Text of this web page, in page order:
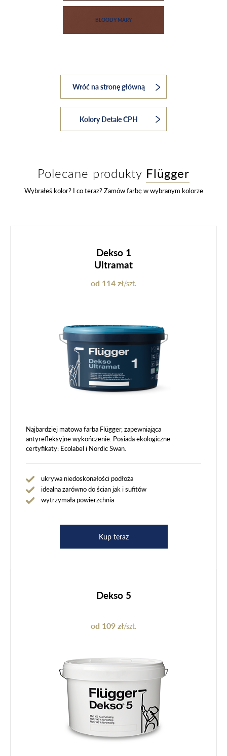
Wróć na stronę główną
Kolory Detale CPH
Polecane produkty Flügger
Wybrałeś kolor? I co teraz? Zamów farbę w wybranym kolorze
Dekso 1
Ultramat
od 114 zł/szt.
Najbardziej matowa farba Flügger, zapewniająca
antyrefleksyjne wykończenie. Posiada ekologiczne
certyfikaty: Ecolabel i Nordic Swan.
ukrywa niedoskonałości podłoża
idealna zarówno do ścian jak i sufitów
wytrzymała powierzchnia
Kup teraz
Dekso 5
od 109 zł/szt.